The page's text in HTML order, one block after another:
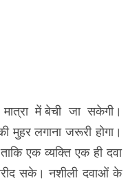
में बेची जा सकेगी।
मुहर लगाना जरूरी होगा।
एक व्यक्ति एक ही दवा
सके। नशीली दवाओं के